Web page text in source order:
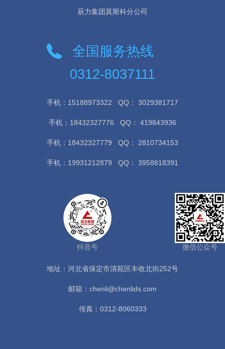
辰力集团莫斯科分公司
全国服务热线
0312-8037111
手机：15188973322 QQ： 3029381717
手机：18432327776 QQ： 419843936
手机：18432327779 QQ： 2810734153
手机：19931212879 QQ： 3958818391
抖音号 微信公众号
地址：河北省保定市清苑区丰收北街252号
邮箱：chenli@chenlids.com
传真：0312-8060333